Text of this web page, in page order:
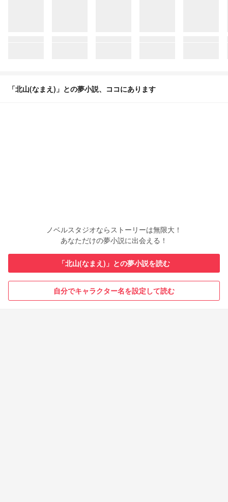
「北山(なまえ)」との夢小説、ココにあります
ノベルスタジオならストーリーは無限大！
あなただけの夢小説に出会える！
「北山(なまえ)」との夢小説を読む
自分でキャラクター名を設定して読む